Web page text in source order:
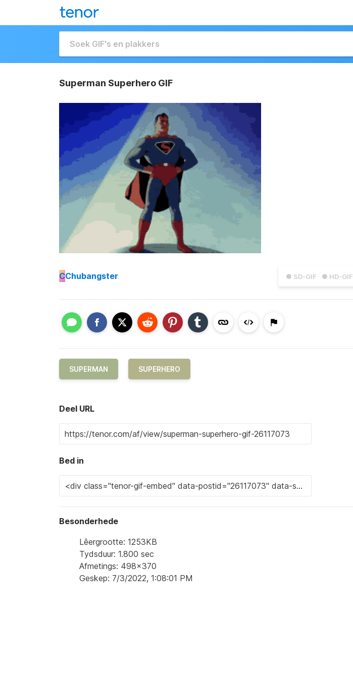
Superman Superhero GIF
● SD-GIF ● HD-GIF
CChubangster
SUPERMAN SUPERHERO
Deel URL
Bed in
Besonderhede
Lêergrootte: 1253KB
Tydsduur: 1.800 sec
Afmetings: 498x370
Geskep: 7/3/2022, 1:08:01 PM